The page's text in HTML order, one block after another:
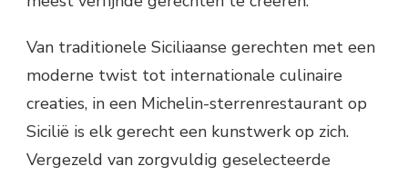
Van traditionele Siciliaanse gerechten met een
moderne twist tot internationale culinaire
creaties, in een Michelin-sterrenrestaurant op
Sicilië is elk gerecht een kunstwerk op zich.
Vergezeld van zorgvuldig geselecteerde